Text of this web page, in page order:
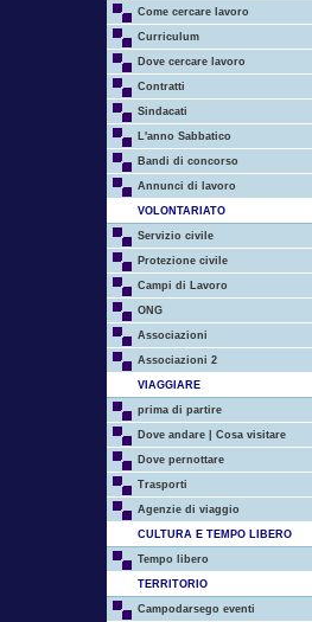
Come cercare lavoro
Curriculum
Dove cercare lavoro
Contratti
Sindacati
L'anno Sabbatico
Bandi di concorso
Annunci di lavoro
VOLONTARIATO
Servizio civile
Protezione civile
Campi di Lavoro
ONG
Associazioni
Associazioni 2
VIAGGIARE
prima di partire
Dove andare | Cosa visitare
Dove pernottare
Trasporti
Agenzie di viaggio
CULTURA E TEMPO LIBERO
Tempo libero
TERRITORIO
Campodarsego eventi